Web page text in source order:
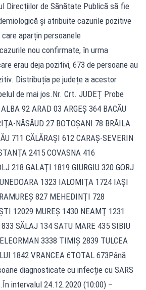
Direcțiilor de Sănătate Publică să fie
și atribuite cazurile pozitive
aparțin persoanele
nou confirmate, în urma
erau deja pozitivi, 673 de persoane au
Distribuția pe județe a acestor
de mai jos.Nr. Crt. JUDEȚ Probe
92 ARAD 03 ARGEŞ 364 BACĂU
NĂSĂUD 27 BOTOŞANI 78 BRĂILA
711 CĂLĂRAŞI 612 CARAŞ-SEVERIN
2415 COVASNA 416
218 GALAŢI 1819 GIURGIU 320 GORJ
1323 IALOMIŢA 1724 IAŞI
827 MEHEDINŢI 728
12029 MUREŞ 1430 NEAMŢ 1231
SĂLAJ 134 SATU MARE 435 SIBIU
3338 TIMIŞ 2839 TULCEA
1842 VRANCEA 6TOTAL 673Până
diagnosticate cu infecție cu SARS
intervalul 24.12.2020 (10:00) –